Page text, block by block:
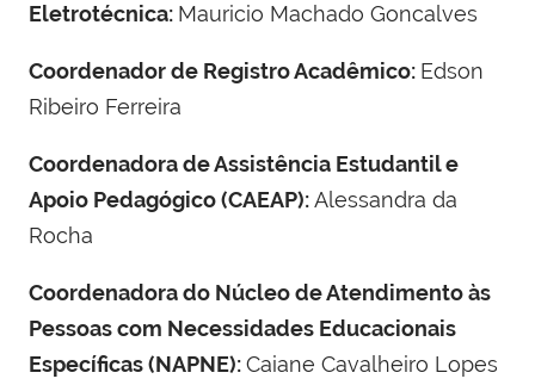
Eletrotécnica: Mauricio Machado Goncalves
Coordenador de Registro Acadêmico: Edson
Ribeiro Ferreira
Coordenadora de Assistência Estudantil e
Apoio Pedagógico (CAEAP):Alessandra da
Rocha
Coordenadora do Núcleo de Atendimento às
Pessoas com Necessidades Educacionais
Específicas (NAPNE):Caiane Cavalheiro Lopes